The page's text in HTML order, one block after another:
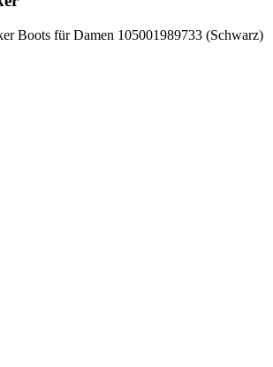
Boots für Damen 105001989733 (Schwarz)